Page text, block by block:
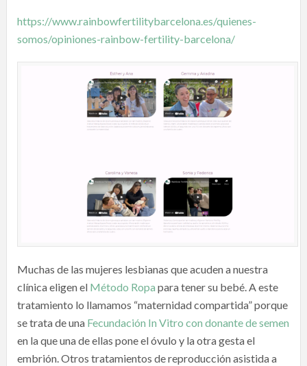
https://www.rainbowfertilitybarcelona.es/quienes-
somos/opiniones-rainbow-fertility-barcelona/
Muchas de las mujeres lesbianas que acuden a nuestra
clínica eligen el Método Ropa para tener su bebé. A este
tratamiento lo llamamos “maternidad compartida” porque
se trata de una Fecundación In Vitro con donante de semen
en la que una de ellas pone el óvulo y la otra gesta el
embrión. Otros tratamientos de reproducción asistida a